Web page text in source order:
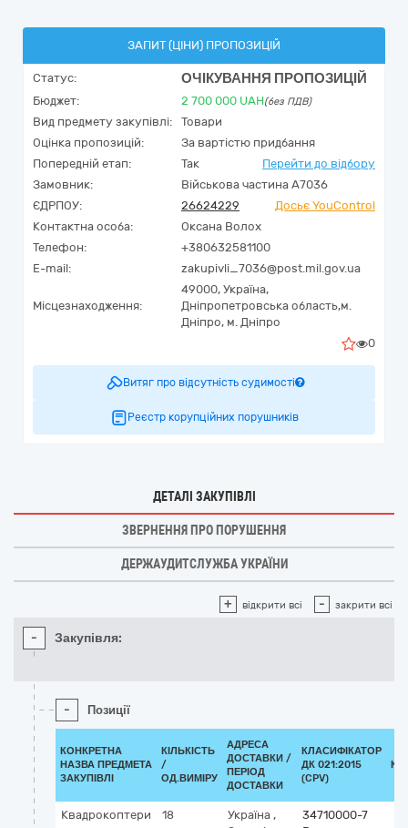
ЗАПИТ (ЦІНИ) ПРОПОЗИЦІЙ
Статус: ОЧІКУВАННЯ ПРОПОЗИЦІЙ
Бюджет: 2 700 000 UAH(без ПДВ)
Вид предмету закупівлі:
Товари
Оцінка пропозицій:
За вартістю придбання
Попередній етап:
Так
Перейти до відбору
Замовник:
Військова частина А7036
ЄДРПОУ:
26624229
Досьє YouControl
Контактна особа:
Оксана Волох
Телефон:
+380632581100
E-mail:
zakupivli_7036@post.mil.gov.ua
Місцезнаходження:
49000, Україна,
Дніпропетровська область,м.
Дніпро, м. Дніпро
0
Витяг про відсутність судимості
Реєстр корупційних порушників
ДЕТАЛІ ЗАКУПІВЛІ
ЗВЕРНЕННЯ ПРО ПОРУШЕННЯ
ДЕРЖАУДИТСЛУЖБА УКРАЇНИ
+ відкрити всі - закрити всі
- Закупівля:
- Позиції
КОНКРЕТНА
НАЗВА ПРЕДМЕТА
ЗАКУПІВЛІ
КІЛЬКІСТЬ
/
ОД.ВИМІРУ
АДРЕСА
ДОСТАВКИ /
ПЕРІОД
ДОСТАВКИ
КЛАСИФІКАТОР
ДК 021:2015
(CPV)
Квадрокоптери
18
Україна ,
34710000-7